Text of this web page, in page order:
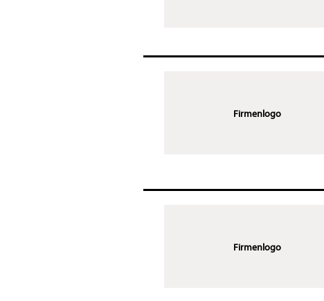
Firmenlogo
Firmenlogo